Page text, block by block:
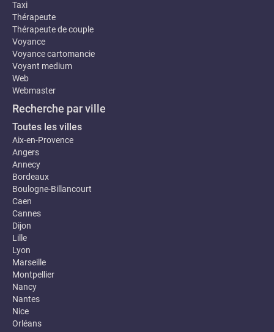
Taxi
Thérapeute
Thérapeute de couple
Voyance
Voyance cartomancie
Voyant medium
Web
Webmaster
Recherche par ville
Toutes les villes
Aix-en-Provence
Angers
Annecy
Bordeaux
Boulogne-Billancourt
Caen
Cannes
Dijon
Lille
Lyon
Marseille
Montpellier
Nancy
Nantes
Nice
Orléans